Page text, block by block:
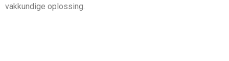
vakkundige oplossing.